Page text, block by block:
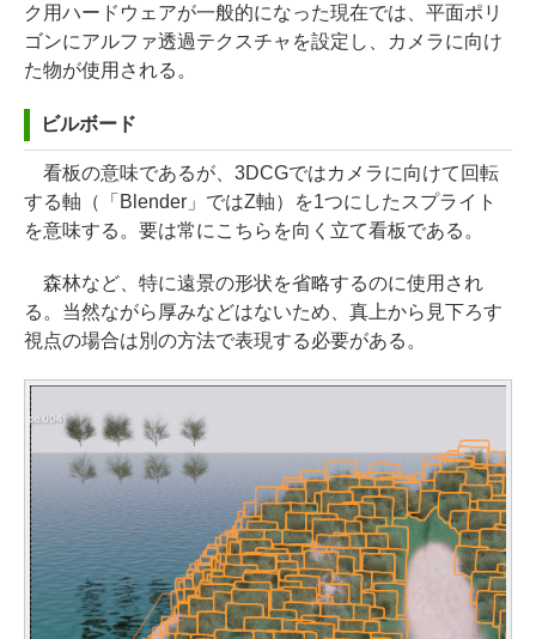
ク用ハードウェアが一般的になった現在では、平面ポリ
ゴンにアルファ透過テクスチャを設定し、カメラに向け
た物が使用される。
ビルボード
看板の意味であるが、3DCGではカメラに向けて回転
する軸（「Blender」ではZ軸）を1つにしたスプライト
を意味する。要は常にこちらを向く立て看板である。
森林など、特に遠景の形状を省略するのに使用され
る。当然ながら厚みなどはないため、真上から見下ろす
視点の場合は別の方法で表現する必要がある。